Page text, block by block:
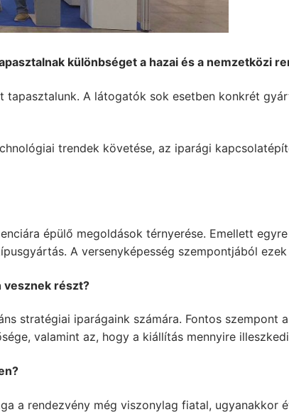
különbséget a hazai és a nemzetközi
A látogatók sok esetben konkrét
trendek követése, az iparági
épülő megoldások térnyerése. Emellett
A versenyképesség szempontjából
vesznek részt?
stratégiai iparágaink számára. Fontos szempont
valamint az, hogy a kiállítás mennyire
a rendezvény még viszonylag fiatal, ugyanakkor